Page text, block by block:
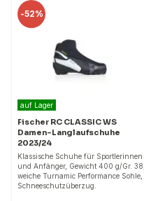
-52%
auf Lager
Fischer RC CLASSIC WS
Damen-Langlaufschuhe
2023/24
Klassische Schuhe für Sportlerinnen
und Anfänger, Gewicht 400 g/Gr. 38,
weiche Turnamic Performance Sohle,
Schneeschutzüberzug.